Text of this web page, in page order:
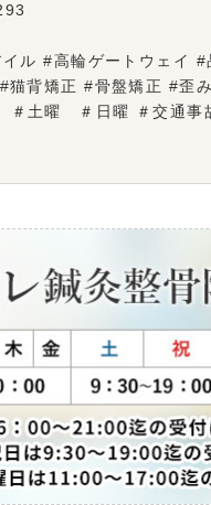
ル #高輪ゲートウェイ
#猫背矯正 #骨盤矯正 #
＃土曜 ＃日曜 ＃交通事